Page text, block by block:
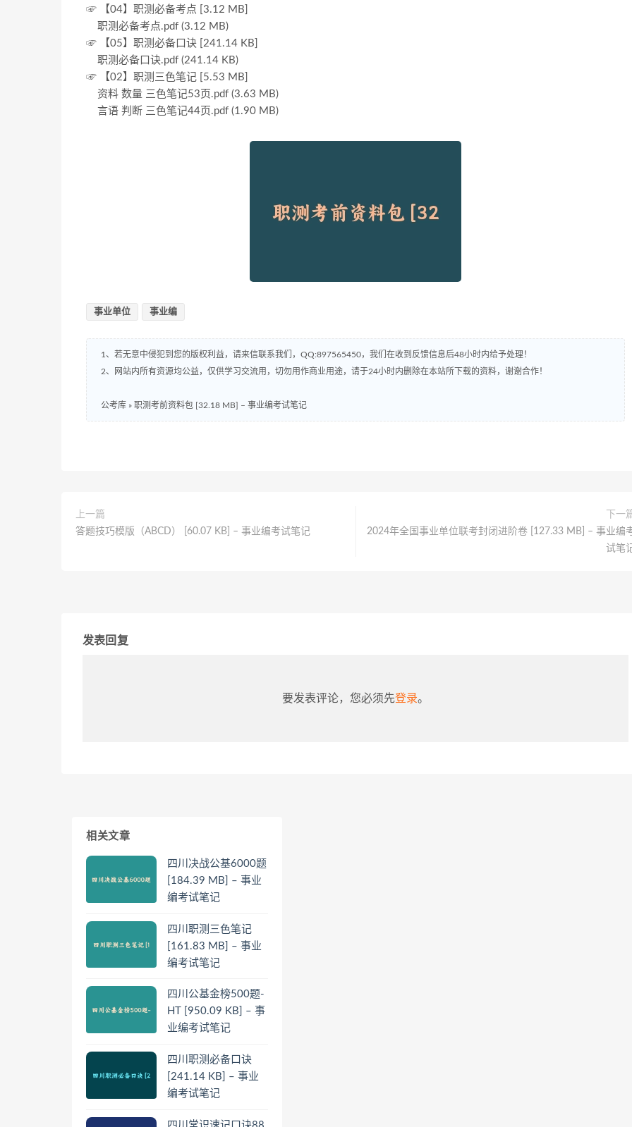
☞ 【04】职测必备考点 [3.12 MB]
职测必备考点.pdf (3.12 MB)
☞ 【05】职测必备口诀 [241.14 KB]
职测必备口诀.pdf (241.14 KB)
☞ 【02】职测三色笔记 [5.53 MB]
资料 数量 三色笔记53页.pdf (3.63 MB)
言语 判断 三色笔记44页.pdf (1.90 MB)
事业单位 事业编
1、若无意中侵犯到您的版权利益，请来信联系我们，QQ:897565450，我们在收到反馈信息后48小时内给予处理！
2、网站内所有资源均公益，仅供学习交流用，切勿用作商业用途，请于24小时内删除在本站所下载的资料，谢谢合作！
公考库 » 职测考前资料包 [32.18 MB] – 事业编考试笔记
上一篇
答题技巧模版（ABCD） [60.07 KB] – 事业编考试笔记
下一
2024年全国事业单位联考封闭进阶卷 [127.33 MB] – 事业编
试笔
发表回复
要发表评论，您必须先登录。
相关文章
四川决战公基6000题
[184.39 MB] – 事业
编考试笔记
四川职测三色笔记
[161.83 MB] – 事业
编考试笔记
四川公基金榜500题-
HT [950.09 KB] – 事
业编考试笔记
四川职测必备口诀
[241.14 KB] – 事业
编考试笔记